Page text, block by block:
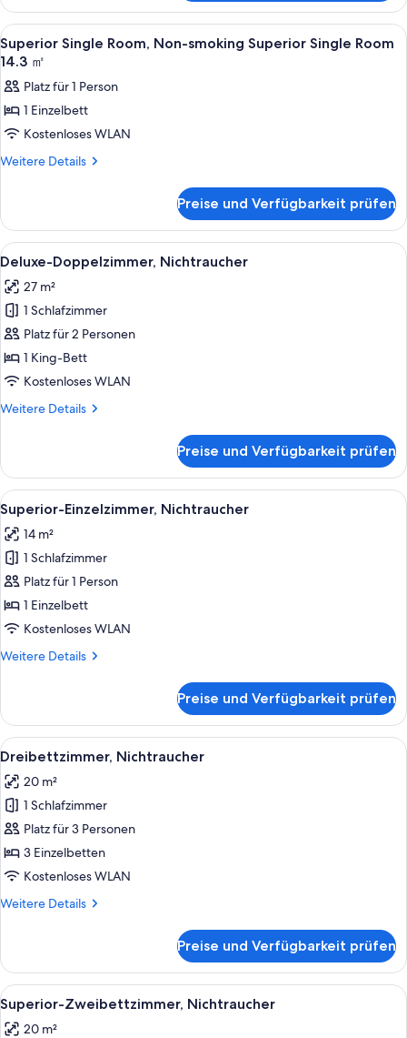
Alle
Fotos
für
Superior
Single
Room,
Non-
Single
Room
14.3
㎡
anzeigen
Badezimmer | Duschwanne,
2
Superior Single Room, Non-smoking Superior Single Room
14.3 ㎡
Platz für 1 Person
1 Einzelbett
Kostenloses WLAN
Weitere Details
Weitere
Single
Room,
Non-
Superior
Single
Room
14.3
㎡
Preise und Verfügbarkeit prüfen
Alle
Fotos
für
Deluxe-
Doppelzimmer,
Nichtraucher
anzeigen
Ein Hotelzimmer mit einem großen
7
Deluxe-Doppelzimmer, Nichtraucher
27 m²
1 Schlafzimmer
Platz für 2 Personen
1 King-Bett
Kostenloses WLAN
Weitere Details
Weitere
Doppelzimmer,
Nichtraucher
Preise und Verfügbarkeit prüfen
Alle
Fotos
für
Superior-
Einzelzimmer,
Nichtraucher
anzeigen
Ein Hotelzimmer mit zwei Betten,
5
Superior-Einzelzimmer, Nichtraucher
14 m²
1 Schlafzimmer
Platz für 1 Person
1 Einzelbett
Kostenloses WLAN
Weitere Details
Weitere
Einzelzimmer,
Nichtraucher
Preise und Verfügbarkeit prüfen
Alle
Fotos
für
Dreibettzimmer,
Nichtraucher
anzeigen
Dreibettzimmer, Nichtraucher |
6
Dreibettzimmer, Nichtraucher
20 m²
1 Schlafzimmer
Platz für 3 Personen
3 Einzelbetten
Kostenloses WLAN
Weitere Details
Weitere
Nichtraucher
Preise und Verfügbarkeit prüfen
Alle
Fotos
Superior-Zweibettzimmer,
6
Superior-Zweibettzimmer, Nichtraucher
20 m²